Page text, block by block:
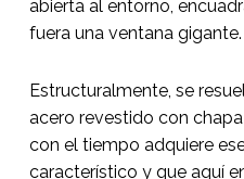
abierta al entorno,
fuera una ventana gigante.
Estructuralmente, se
acero revestido con
con el tiempo adquiere
característico y que aquí